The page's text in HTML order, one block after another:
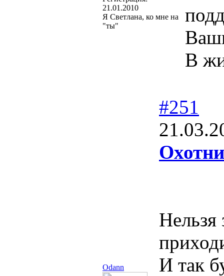
21.01.2010
Я Светлана, ко мне на
"ты"
В
Odann
#251
Нельзя
И так